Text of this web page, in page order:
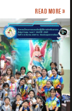
Read more »